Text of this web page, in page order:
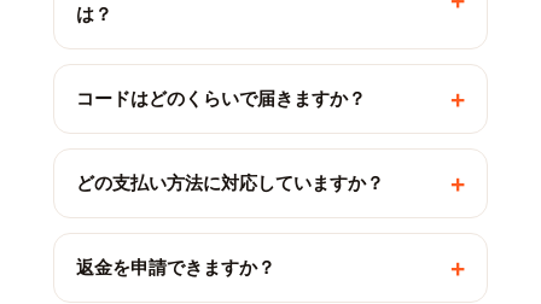
は？
コードはどのくらいで届きますか？ +
どの支払い方法に対応していますか？ +
返金を申請できますか？ +